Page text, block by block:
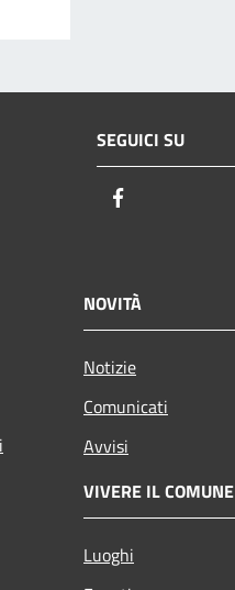
SEGUICI SU
NOVITÀ
Notizie
Comunicati
Avvisi
VIVERE IL COMUNE
Luoghi